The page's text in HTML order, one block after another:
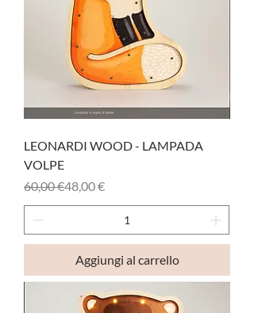
LEONARDI WOOD - LAMPADA
VOLPE
Prezzo regolare
60,00 €
Prezzo scontato
48,00 €
Aggiungi al carrello